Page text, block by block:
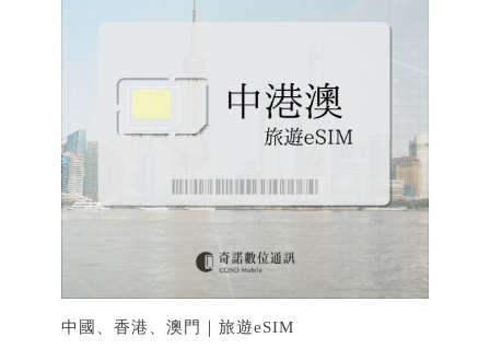
中國、香港、澳門｜旅遊eSIM